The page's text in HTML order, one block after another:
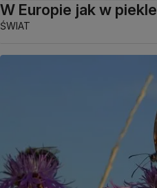
W Europie jak w piekle
ŚWIAT